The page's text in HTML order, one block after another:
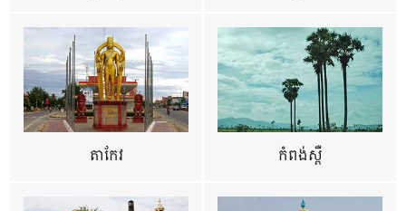
តាកែវ កំពង់ស្ពឺ